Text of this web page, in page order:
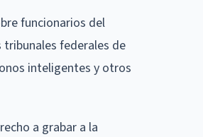
funcionarios del
federales de
inteligentes y otros
a grabar a la